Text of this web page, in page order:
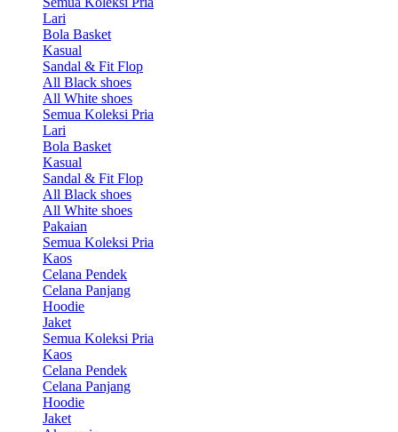
Lari
Bola Basket
Kasual
Sandal & Fit Flop
All Black shoes
All White shoes
Semua Koleksi Pria
Lari
Bola Basket
Kasual
Sandal & Fit Flop
All Black shoes
All White shoes
Pakaian
Semua Koleksi Pria
Kaos
Celana Pendek
Celana Panjang
Hoodie
Jaket
Semua Koleksi Pria
Kaos
Celana Pendek
Celana Panjang
Hoodie
Jaket